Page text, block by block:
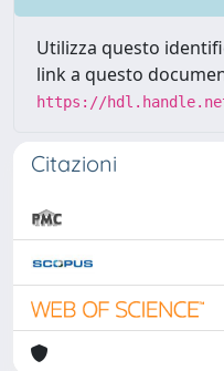
Utilizza questo
link a questo
https://
Citazioni